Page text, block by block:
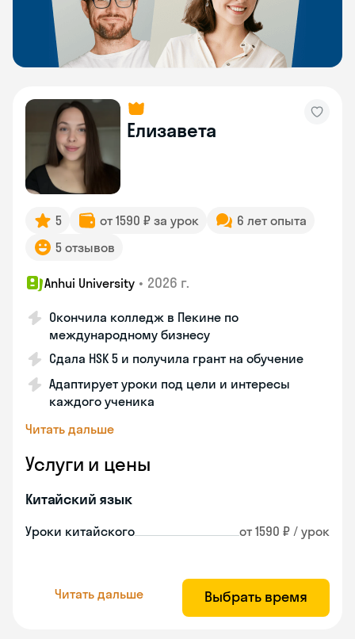
Елизавета
5 от 1590 ₽ за урок
6 лет опыта
5 отзывов
Anhui University • 2026 г.
Окончила колледж в Пекине по
международному бизнесу
Сдала HSK 5 и получила грант на обучение
Адаптирует уроки под цели и интересы
каждого ученика
Читать дальше
Услуги и цены
Китайский язык
Уроки китайского от 1590 ₽ / урок
Читать дальше Выбрать время